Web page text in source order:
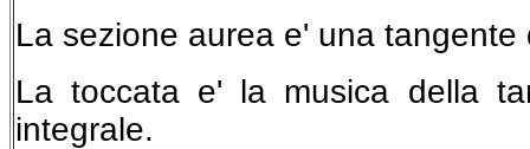
La sezione aurea e' una tangente
La toccata e' la musica della
integrale.